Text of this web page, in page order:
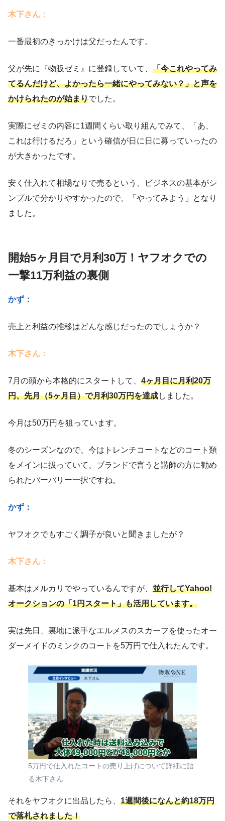
木下さん：
一番最初のきっかけは父だったんです。
父が先に『物販ゼミ』に登録していて、 「今これやってみ
てるんだけど、よかったら一緒にやってみない？」と声を
かけられたのが始まりでした。
実際にゼミの内容に1週間くらい取り組んでみて、「あ、
これは行けるだろ」という確信が日に日に募っていったの
が大きかったです。
安く仕入れて相場なりで売るという、ビジネスの基本がシ
ンプルで分かりやすかったので、「やってみよう」となり
ました。
開始5ヶ月目で月利30万！ヤフオクでの
一撃11万利益の裏側
かず：
売上と利益の推移はどんな感じだったのでしょうか？
木下さん：
7月の頭から本格的にスタートして、 4ヶ月目に月利20万
円、先月（5ヶ月目）で月利30万円を達成しました。
今月は50万円を狙っています。
冬のシーズンなので、今はトレンチコートなどのコート類
をメインに扱っていて、ブランドで言うと講師の方に勧め
られたバーバリー一択ですね。
かず：
ヤフオクでもすごく調子が良いと聞きましたが？
木下さん：
基本はメルカリでやっているんですが、 並行してYahoo!
オークションの「1円スタート」も活用しています。
実は先日、裏地に派手なエルメスのスカーフを使ったオー
ダーメイドのミンクのコートを5万円で仕入れたんです。
5万円で仕入れたコートの売り上げについて詳細に語
る木下さん
それをヤフオクに出品したら、 1週間後になんと約18万円
で落札されました！